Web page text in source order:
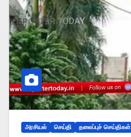
அரசியல் செய்தி தலைப்புச் செய்திகள்